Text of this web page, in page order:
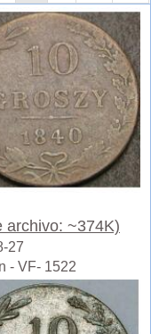
archivo: ~374K)
27
- VF- 1522